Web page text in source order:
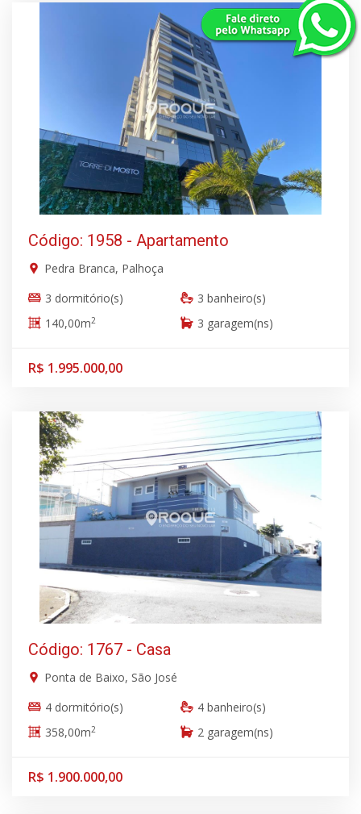
Código: 1958 - Apartamento
Pedra Branca, Palhoça
3 dormitório(s)
3 banheiro(s)
140,00m2 3 garagem(ns)
R$ 1.995.000,00
Código: 1767 - Casa
Ponta de Baixo, São José
4 dormitório(s)
4 banheiro(s)
358,00m2 2 garagem(ns)
R$ 1.900.000,00